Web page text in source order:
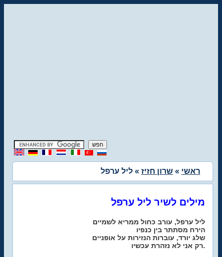
ראשי » שרון חזיז » ליל ערפל
מילים לשיר ליל ערפל
ליל ערפל, עורב כחול ממריא לשמיים
הירח מסתתר בין כנפיו
שלג יורד, עוברות הנזירות על אופניים
רק אני לא נזהרת עכשיו.